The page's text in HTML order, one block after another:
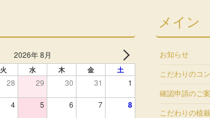
2026年 8月
火 水 木 金 土
28 29 30 31 1
4 5 6 7 8
メイン
お知らせ
こだわりのコ
確認申請のご
こだわりの植